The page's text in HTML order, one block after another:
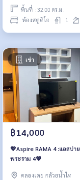
พื้นที่ : 32.00 ตร.ม.
ห้องสตูดิโอ 1
เช่า
฿14,000
💖Aspire RAMA 4 :แอสปาย
พระราม 4💖
คลองเตย กล้วยน้ำไท